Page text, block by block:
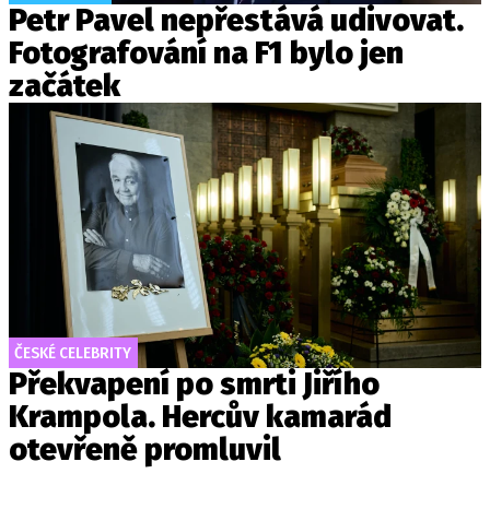
Petr Pavel nepřestává udivovat.
Fotografování na F1 bylo jen
začátek
ČESKÉ CELEBRITY
Překvapení po smrti Jiřího
Krampola. Hercův kamarád
otevřeně promluvil